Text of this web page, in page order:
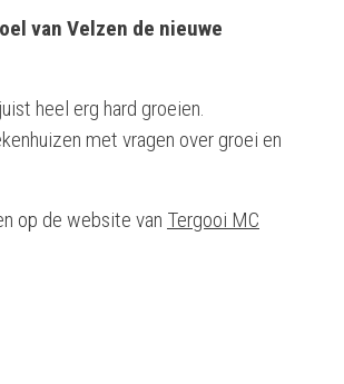
van Velzen de nieuwe
heel erg hard groeien.
met vragen over groei en
op de website van Tergooi MC